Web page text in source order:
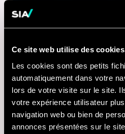
Ce site web utilise des
Les cookies sont des petits
automatiquement dans votre
lors de votre visite sur le site.
votre expérience utilisateur
navigation web ou bien de
annonces présentées sur le
Nausicaá
sa